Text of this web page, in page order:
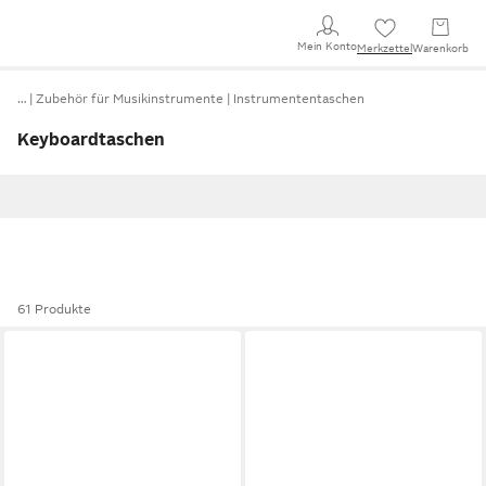
Mein KontoMerkzettel Warenkorb
… Zubehör für Musikinstrumente Instrumententaschen
Keyboardtaschen
61 Produkte